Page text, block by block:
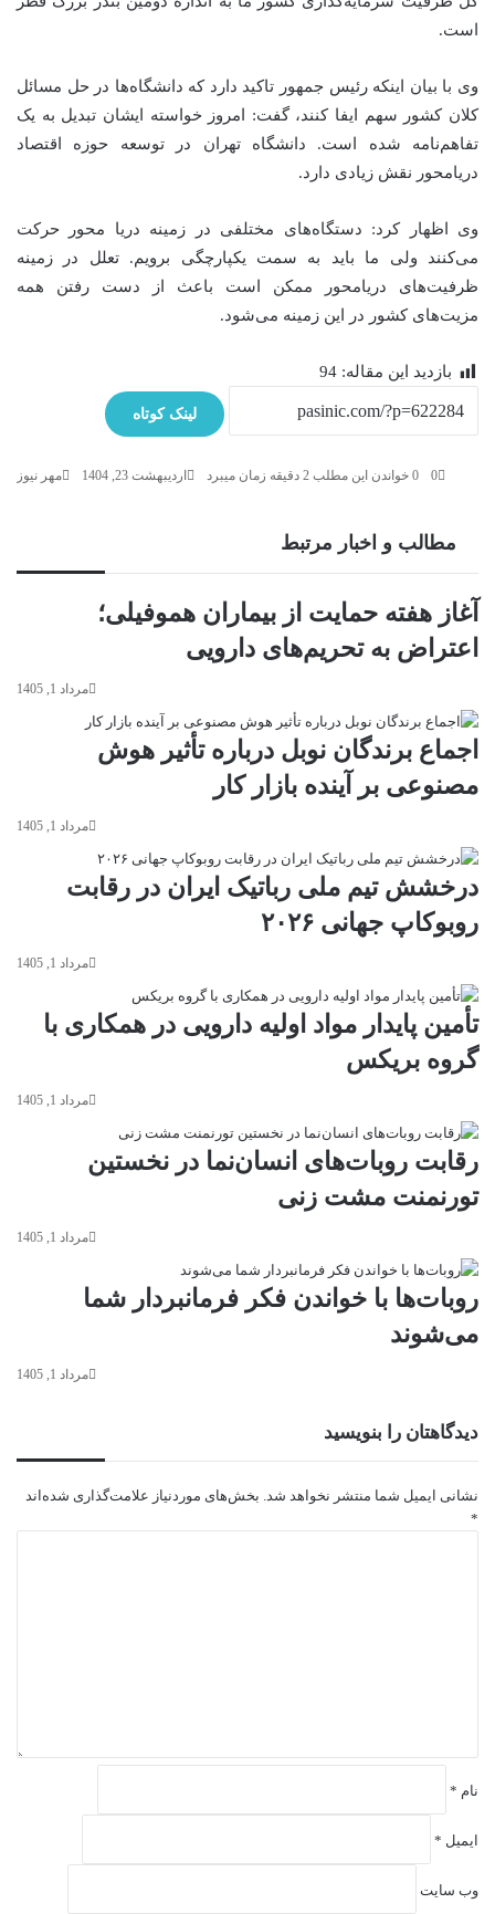
است.
وی با بیان اینکه رئیس جمهور تاکید دارد که دانشگاه‌ها در حل مسائل
کلان کشور سهم ایفا کنند، گفت: امروز خواسته ایشان تبدیل به یک
تفاهم‌نامه شده است. دانشگاه تهران در توسعه حوزه اقتصاد
دریامحور نقش زیادی دارد.
وی اظهار کرد: دستگاه‌های مختلفی در زمینه دریا محور حرکت
می‌کنند ولی ما باید به سمت یکپارچگی برویم. تعلل در زمینه
ظرفیت‌های دریامحور ممکن است باعث از دست رفتن همه
مزیت‌های کشور در این زمینه می‌شود.
بازدید این مقاله: 94
لینک کوتاه
مهر نیوز اردیبهشت 23, 1404 0 خواندن این مطلب 2 دقیقه زمان میبرد
مطالب و اخبار مرتبط
آغاز هفته حمایت از بیماران هموفیلی؛
اعتراض به تحریم‌های دارویی
مرداد 1, 1405
اجماع برندگان نوبل درباره تأثیر هوش
مصنوعی بر آینده بازار کار
مرداد 1, 1405
درخشش تیم ملی رباتیک ایران در رقابت
روبوکاپ جهانی ۲۰۲۶
مرداد 1, 1405
تأمین پایدار مواد اولیه دارویی در همکاری با
گروه بریکس
مرداد 1, 1405
رقابت روبات‌های انسان‌نما در نخستین
تورنمنت مشت زنی
مرداد 1, 1405
روبات‌ها با خواندن فکر فرمانبردار شما
می‌شوند
مرداد 1, 1405
دیدگاهتان را بنویسید
نشانی ایمیل شما منتشر نخواهد شد. بخش‌های موردنیاز علامت‌گذاری شده‌اند
*
نام *
ایمیل *
وب‌ سایت